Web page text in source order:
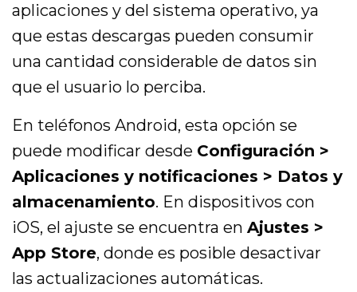
aplicaciones y del sistema operativo, ya
que estas descargas pueden consumir
una cantidad considerable de datos sin
que el usuario lo perciba.
En teléfonos Android, esta opción se
puede modificar desde Configuración >
Aplicaciones y notificaciones > Datos y
almacenamiento. En dispositivos con
iOS, el ajuste se encuentra enAjustes >
App Store, donde es posible desactivar
las actualizaciones automáticas.